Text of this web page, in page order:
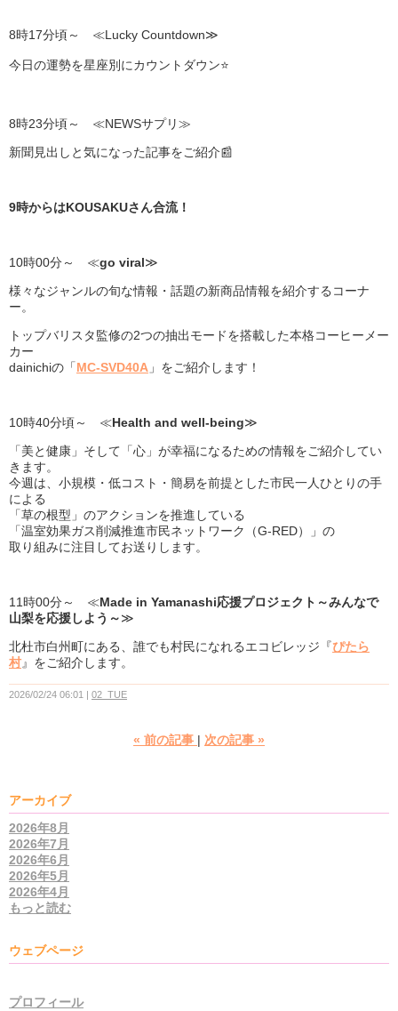
8時17分頃～ ≪Lucky Countdown≫
今日の運勢を星座別にカウントダウン⭐
8時23分頃～ ≪NEWSサプリ≫
新聞見出しと気になった記事をご紹介📰
9時からはKOUSAKUさん合流！
10時00分～ ≪go viral≫
様々なジャンルの旬な情報・話題の新商品情報を紹介するコーナ
ー。
トップバリスタ監修の2つの抽出モードを搭載した本格コーヒーメー
カー
dainichiの「MC-SVD40A 」をご紹介します！
10時40分頃～ ≪Health and well-being≫
「美と健康」そして「心」が幸福になるための情報をご紹介してい
きます。
今週は、小規模・低コスト・簡易を前提とした市民一人ひとりの手
による
「草の根型」のアクションを推進している
「温室効果ガス削減推進市民ネットワーク（G-RED）」の
取り組みに注目してお送りします。
11時00分～ ≪Made in Yamanashi応援プロジェクト～みんなで
山梨を応援しよう～≫
北杜市白州町にある、誰でも村民になれるエコビレッジ『ぴたら
村』をご紹介します。
2026/02/24 06:01 02_TUE
« 前の記事 次の記事 »
アーカイブ
2026年8月
2026年7月
2026年6月
2026年5月
2026年4月
もっと読む
ウェブページ
プロフィール